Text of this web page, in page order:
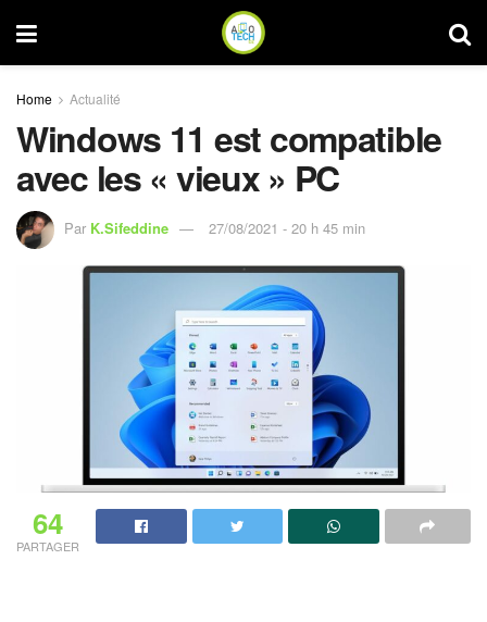
Home Actualité
Windows 11 est compatible
avec les « vieux » PC
Par K.Sifeddine 27/08/2021 - 20 h 45 min
64
PARTAGER